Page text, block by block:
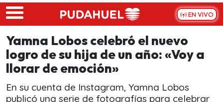
Skip to main content
EN VIVO
Yamna Lobos celebró el nuevo
logro de su hija de un año: «Voy a
llorar de emoción»
En su cuenta de Instagram, Yamna Lobos
publicó una serie de fotografías para celebrar